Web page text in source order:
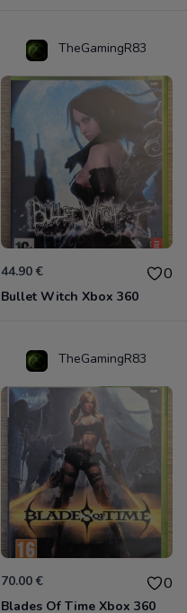
TheGamingR83
44.90 € 0
Bullet Witch Xbox 360
TheGamingR83
70.00 € 0
Blades Of Time Xbox 360